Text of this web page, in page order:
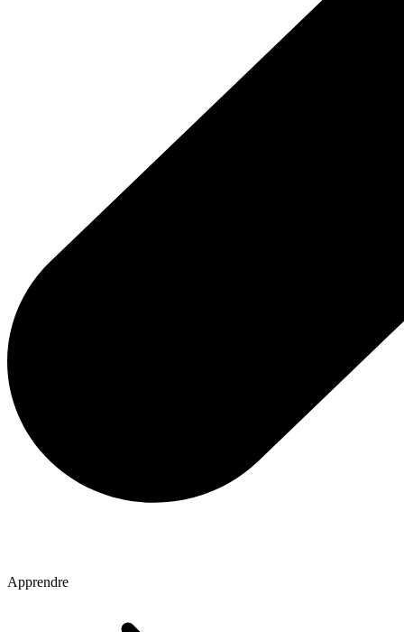
Apprendre